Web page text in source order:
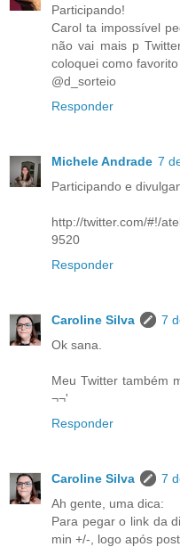
Participando!
Carol ta impossível
não vai mais p
coloquei como
@d_sorteio
Responder
Michele Andrade 7
Participando e
http://twitter.com/#!/
9520
Responder
Caroline Silva
7
Ok sana.
Meu Twitter também
¬¬'
Responder
Caroline Silva
7
Ah gente, uma dica:
Para pegar o link da
min +/-, logo após